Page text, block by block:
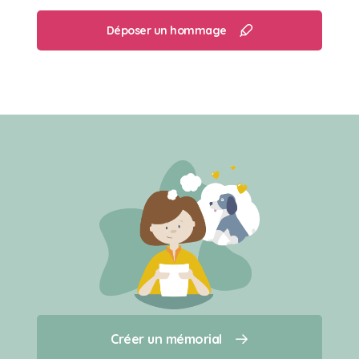
Créer un mémorial
Qui sommes-nous ?
Ronfler pendant des heures sur le lit avec son
frère et sa soeur, voler les croquettes de son
Déposer un hommage
Créer un mémorial